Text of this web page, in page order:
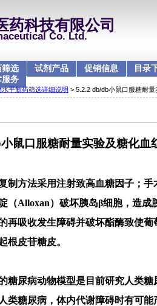
药科技有限公司
Co. Ltd.
筛选
务
试剂产品 促销信息 目录
水平新药筛选详细说明 > 5.2.2 db/db小鼠口服糖耐
鼠口服糖耐量实验及糖化血
制方法采用注射致高血糖因子；
（Alloxan）破坏胰岛β细胞，造成
再吸收发生障碍并破坏酯酶致使
根皮苷糖皮。
糖尿病动物模型是目前研究人类
类糖尿病，体内代谢障碍时有可